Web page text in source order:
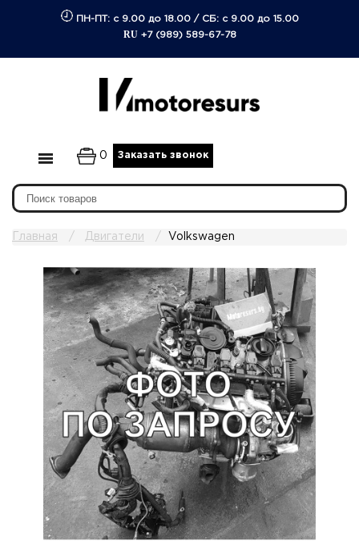
ПН-ПТ: с 9.00 до 18.00/ СБ: с 9.00 до 15.00
RU +7 (989) 589-67-78
0 Заказать звонок
Главная Двигатели Volkswagen